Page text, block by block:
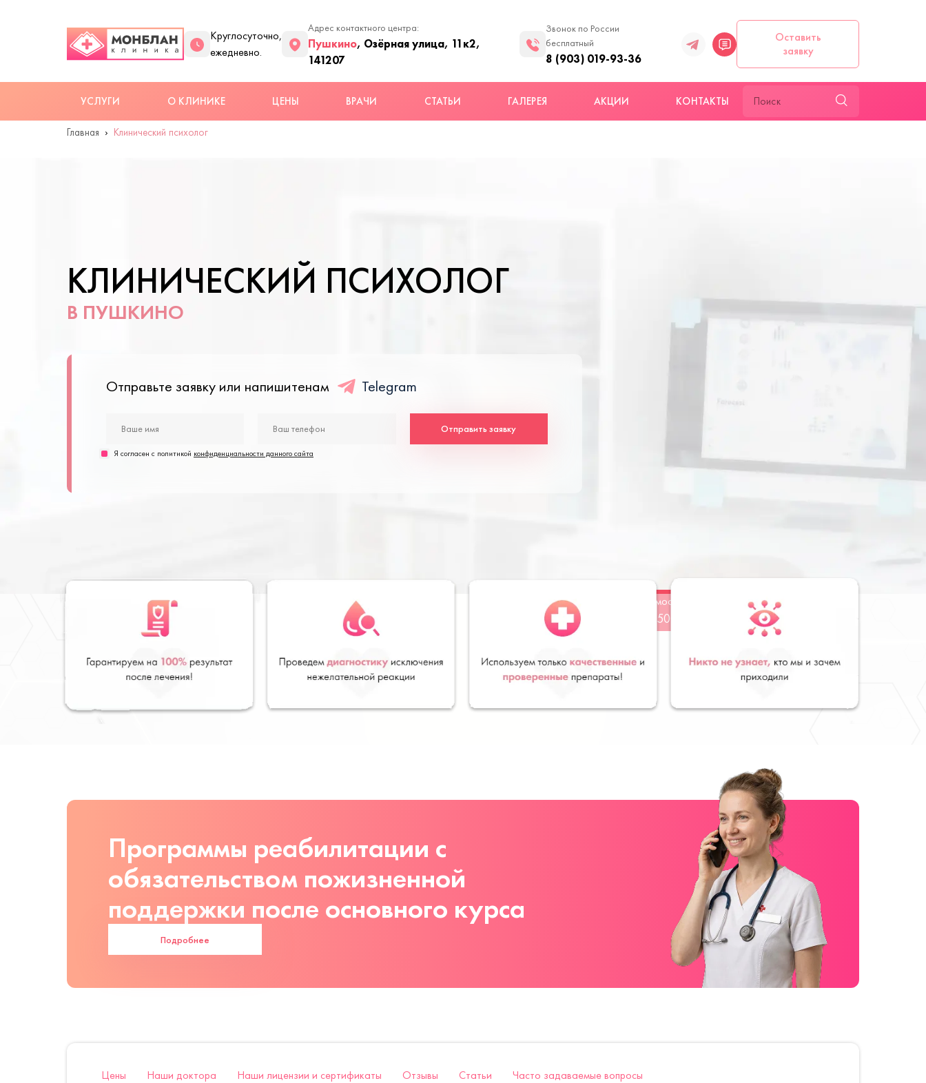
Круглосуточно,
ежедневно.
Адрес контактного центра:
Пушкино, Озёрная улица, 11к2,
141207
Звонок по России
бесплатный
8 (903) 019-93-36
Оставить
заявку
УСЛУГИ О КЛИНИКЕ ЦЕНЫ ВРАЧИ СТАТЬИ ГАЛЕРЕЯ АКЦИИ КОНТАКТЫ
Главная Клинический психолог
КЛИНИЧЕСКИЙ ПСИХОЛОГ
В ПУШКИНО
Отправьте заявку или напишитенам Telegram
Отправить заявку
Я согласен с политикой конфиденциальности данного сайта
Стоимость
от 1 500 ₽
Заказать
Программы реабилитации с
обязательством пожизненной
поддержки после основного курса
Подробнее
Цены Наши доктора Наши лицензии и сертификаты Отзывы Статьи Часто задаваемые вопросы